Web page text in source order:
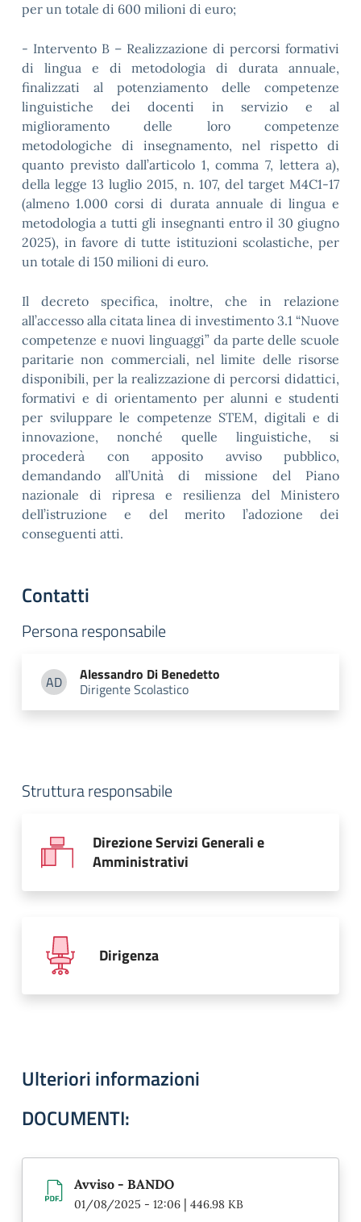
per un totale di 600 milioni di euro;
- Intervento B – Realizzazione di percorsi formativi
di lingua e di metodologia di durata annuale,
finalizzati al potenziamento delle competenze
linguistiche dei docenti in servizio e al
miglioramento delle loro competenze
metodologiche di insegnamento, nel rispetto di
quanto previsto dall’articolo 1, comma 7, lettera a),
della legge 13 luglio 2015, n. 107, del target M4C1-17
(almeno 1.000 corsi di durata annuale di lingua e
metodologia a tutti gli insegnanti entro il 30 giugno
2025), in favore di tutte istituzioni scolastiche, per
un totale di 150 milioni di euro.
Il decreto specifica, inoltre, che in relazione
all’accesso alla citata linea di investimento 3.1 “Nuove
competenze e nuovi linguaggi” da parte delle scuole
paritarie non commerciali, nel limite delle risorse
disponibili, per la realizzazione di percorsi didattici,
formativi e di orientamento per alunni e studenti
per sviluppare le competenze STEM, digitali e di
innovazione, nonché quelle linguistiche, si
procederà con apposito avviso pubblico,
demandando all’Unità di missione del Piano
nazionale di ripresa e resilienza del Ministero
dell’istruzione e del merito l’adozione dei
conseguenti atti.
Contatti
Persona responsabile
ADAlessandro Di Benedetto
Alessandro Di Benedetto
Dirigente Scolastico
Struttura responsabile
Direzione Servizi Generali e
Amministrativi
Dirigenza
Ulteriori informazioni
DOCUMENTI:
Avviso - BANDO
01/08/2025 - 12:06 | 446.98 KB